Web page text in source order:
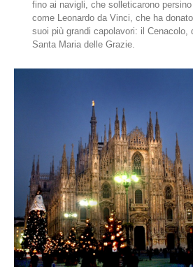
fino ai navigli, che solleticarono
come Leonardo da Vinci, che ha
suoi più grandi capolavori: il Cenacolo,
Santa Maria delle Grazie.